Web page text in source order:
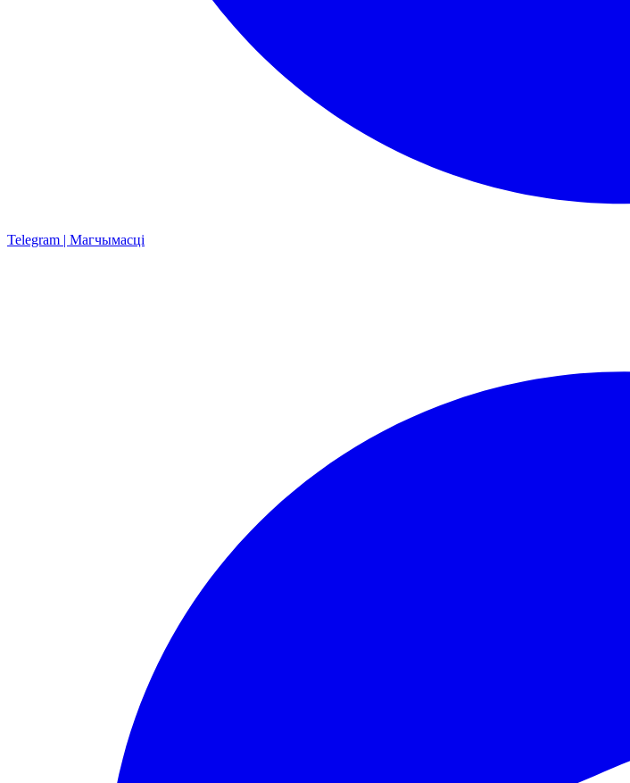
Telegram | Магчымасці